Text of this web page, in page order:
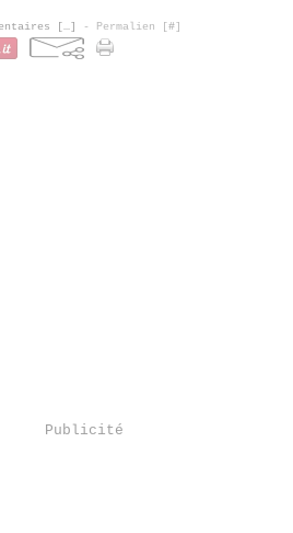
[…] - Permalien [#]
Publicité